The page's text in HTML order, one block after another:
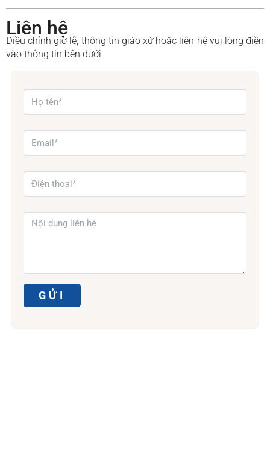
Liên hệ
Điều chỉnh giờ lễ, thông tin giáo xứ hoặc liên hệ vui lòng điền
vào thông tin bên dưới